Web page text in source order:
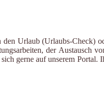
Urlaub (Urlaubs-Check)
der Austausch
gerne auf unserem Portal.